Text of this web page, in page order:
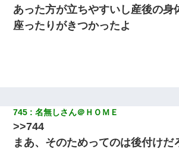
あった方が立ちやすいし産後の身
座ったりがきつかったよ
745 名無しさん＠ＨＯＭＥ
>>744
まあ、そのためってのは後付けだ